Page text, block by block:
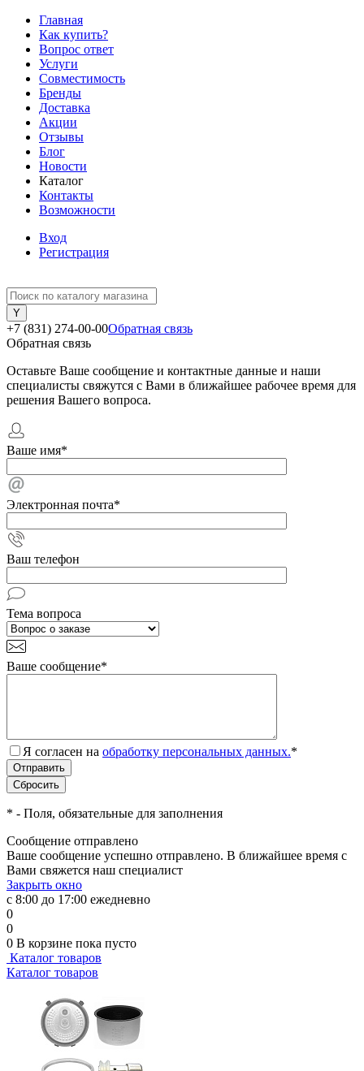
Главная
Как купить?
Вопрос ответ
Услуги
Совместимость
Бренды
Доставка
Акции
Отзывы
Блог
Новости
Каталог
Контакты
Возможности
Вход
Регистрация
+7 (831) 274-00-00Обратная связь
Обратная связь
Оставьте Ваше сообщение и контактные данные и наши
специалисты свяжутся с Вами в ближайшее рабочее время для
решения Вашего вопроса.
Ваше имя*
Электронная почта*
Ваш телефон
Тема вопроса
Ваше сообщение*
Я согласен на обработку персональных данных.*
* - Поля, обязательные для заполнения
Сообщение отправлено
Ваше сообщение успешно отправлено. В ближайшее время с
Вами свяжется наш специалист
Закрыть окно
с 8:00 до 17:00 ежедневно
0
0
0 В корзине пока пусто
Каталог товаров
Каталог товаров